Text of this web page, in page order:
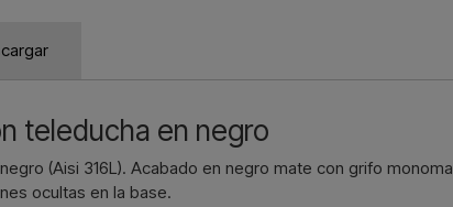
Contactar
teleducha en negro
(Aisi 316L). Acabado en negro mate con grifo
ocultas en la base.